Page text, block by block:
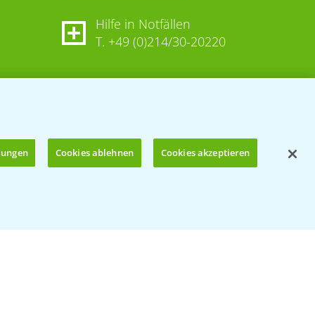
Hilfe in Notfällen
T. +49 (0)214/30-20220
Cookies ablehnen Cookies akzeptieren